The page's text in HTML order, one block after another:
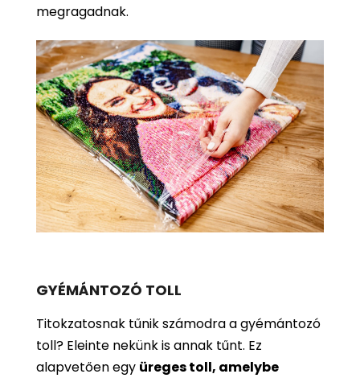
megragadnak.
GYÉMÁNTOZÓ TOLL
Titokzatosnak tűnik számodra a gyémántozó
toll? Eleinte nekünk is annak tűnt. Ez
alapvetően egy üreges toll, amelybe